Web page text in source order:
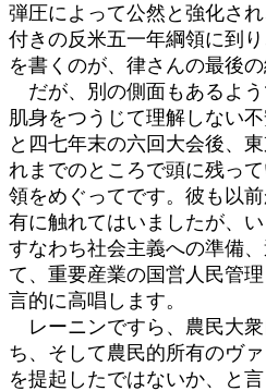
弾圧によって公然と強化さ
付きの反米五一年綱領に到
を書くのが、律さんの最後
だが、別の側面もあるよ
肌身をつうじて理解しない
と四七年末の六回大会後、
れまでのところで頭に残っ
領をめぐってです。彼も以
有に触れてはいましたが、
すなわち社会主義への準備
て、重要産業の国営人民管
言的に高唱します。
レーニンですら、農民大
ち、そして農民的所有のヴ
を提起したではないか、と